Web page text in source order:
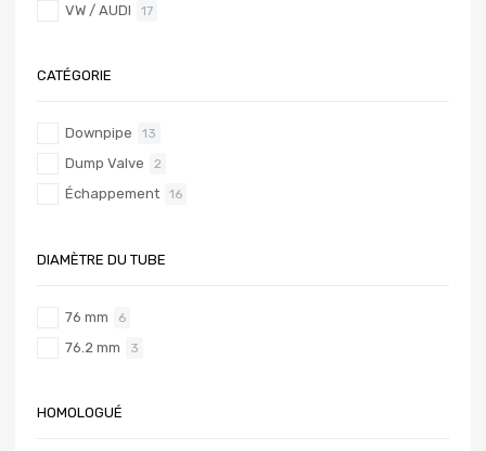
VW / AUDI 17
CATÉGORIE
Downpipe 13
Dump Valve 2
Échappement 16
DIAMÈTRE DU TUBE
76 mm 6
76.2 mm 3
HOMOLOGUÉ